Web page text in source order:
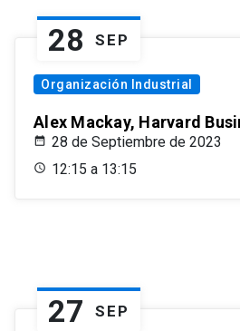
28 SEP
Organización Industrial
Alex Mackay, Harvard
28 de Septiembre de 2023
12:15 a 13:15
27 SEP